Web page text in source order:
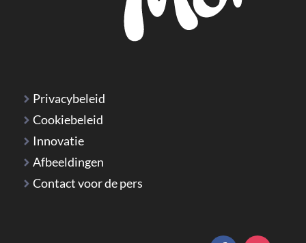
Privacybeleid
Cookiebeleid
Innovatie
Afbeeldingen
Contact voor de pers